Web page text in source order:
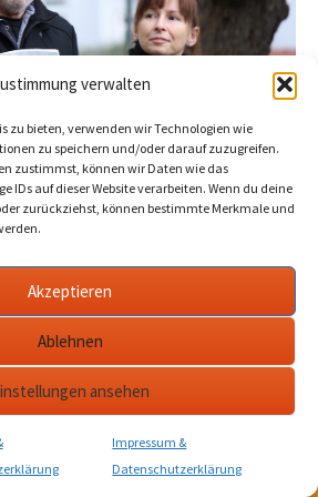
verwalten
zu bieten, verwenden wir Technologien wie
zu speichern und/oder darauf zuzugreifen.
zustimmst, können wir Daten wie das
IDs auf dieser Website verarbeiten. Wenn du deine
zurückziehst, können bestimmte Merkmale und
Akzeptieren
Ablehnen
ansehen
Impressum &
Datenschutzerklärung
e.V. Bad Langensalza • Jahnstraße 10 • 99947
• Tel.: 03603 842710.